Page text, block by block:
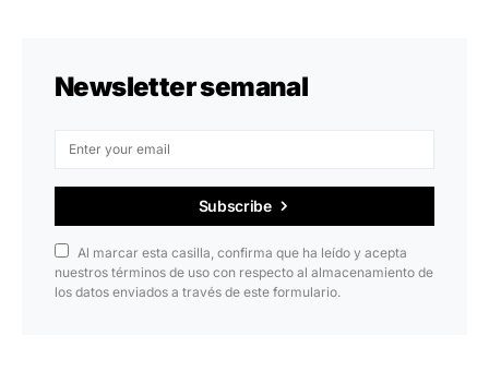
Newsletter semanal
Subscribe
Al marcar esta casilla, confirma que ha leído y acepta
nuestros términos de uso con respecto al almacenamiento de
los datos enviados a través de este formulario.